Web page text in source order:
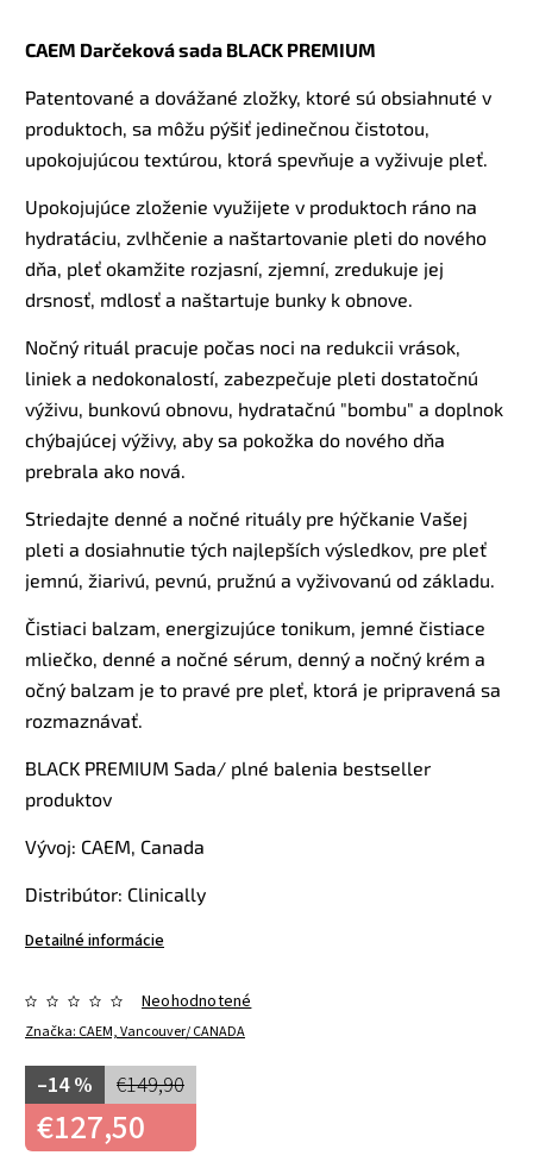
CAEM Darčeková sada BLACK PREMIUM
Patentované a dovážané zložky, ktoré sú obsiahnuté v
produktoch, sa môžu pýšiť jedinečnou čistotou,
upokojujúcou textúrou, ktorá spevňuje a vyživuje pleť.
Upokojujúce zloženie využijete v produktoch ráno na
hydratáciu, zvlhčenie a naštartovanie pleti do nového
dňa, pleť okamžite rozjasní, zjemní, zredukuje jej
drsnosť, mdlosť a naštartuje bunky k obnove.
Nočný rituál pracuje počas noci na redukcii vrások,
liniek a nedokonalostí, zabezpečuje pleti dostatočnú
výživu, bunkovú obnovu, hydratačnú "bombu" a doplnok
chýbajúcej výživy, aby sa pokožka do nového dňa
prebrala ako nová.
Striedajte denné a nočné rituály pre hýčkanie Vašej
pleti a dosiahnutie tých najlepších výsledkov, pre pleť
jemnú, žiarivú, pevnú, pružnú a vyživovanú od základu.
Čistiaci balzam, energizujúce tonikum, jemné čistiace
mliečko, denné a nočné sérum, denný a nočný krém a
očný balzam je to pravé pre pleť, ktorá je pripravená sa
rozmaznávať.
BLACK PREMIUM Sada/ plné balenia bestseller
produktov
Vývoj: CAEM, Canada
Distribútor: Clinically
Detailné informácie
Značka: CAEM, Vancouver/ CANADA
Neohodnotené
€149,90
–14 %
€127,50